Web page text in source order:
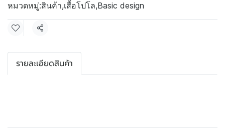
หมวดหมู่:สินค้า,เสื้อโปโล,Basic design
แชร์
รายละเอียดสินค้า